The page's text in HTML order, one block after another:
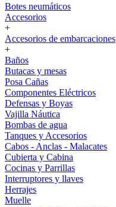
Botes neumáticos
Accesorios
+
Accesorios de embarcaciones
+
Baños
Butacas y mesas
Posa Cañas
Componentes Eléctricos
Defensas y Boyas
Vajilla Náutica
Bombas de agua
Tanques y Accesorios
Cabos - Anclas - Malacates
Cubierta y Cabina
Cocinas y Parrillas
Interruptores y llaves
Herrajes
Muelle